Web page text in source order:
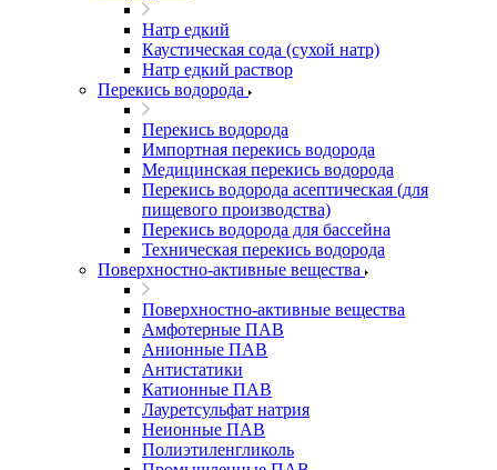
Натр едкий
Каустическая сода (сухой натр)
Натр едкий раствор
Перекись водорода
Перекись водорода
Импортная перекись водорода
Медицинская перекись водорода
Перекись водорода асептическая (для
пищевого производства)
Перекись водорода для бассейна
Техническая перекись водорода
Поверхностно-активные вещества
Поверхностно-активные вещества
Амфотерные ПАВ
Анионные ПАВ
Антистатики
Катионные ПАВ
Лауретсульфат натрия
Неионные ПАВ
Полиэтиленгликоль